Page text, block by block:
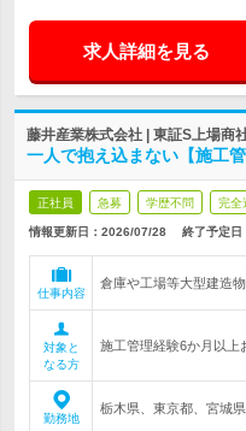
求人詳細を見る
藤井産業株式会社 | 東証S上場商
一人で抱え込まない【施工
正社員 急募 学歴不問 完全
情報更新日：2026/07/28 終了予定日
仕事内容
倉庫や工場等大型建造
対象と
なる方
施工管理経験6か月以上
勤務地
栃木県、東京都、宮城